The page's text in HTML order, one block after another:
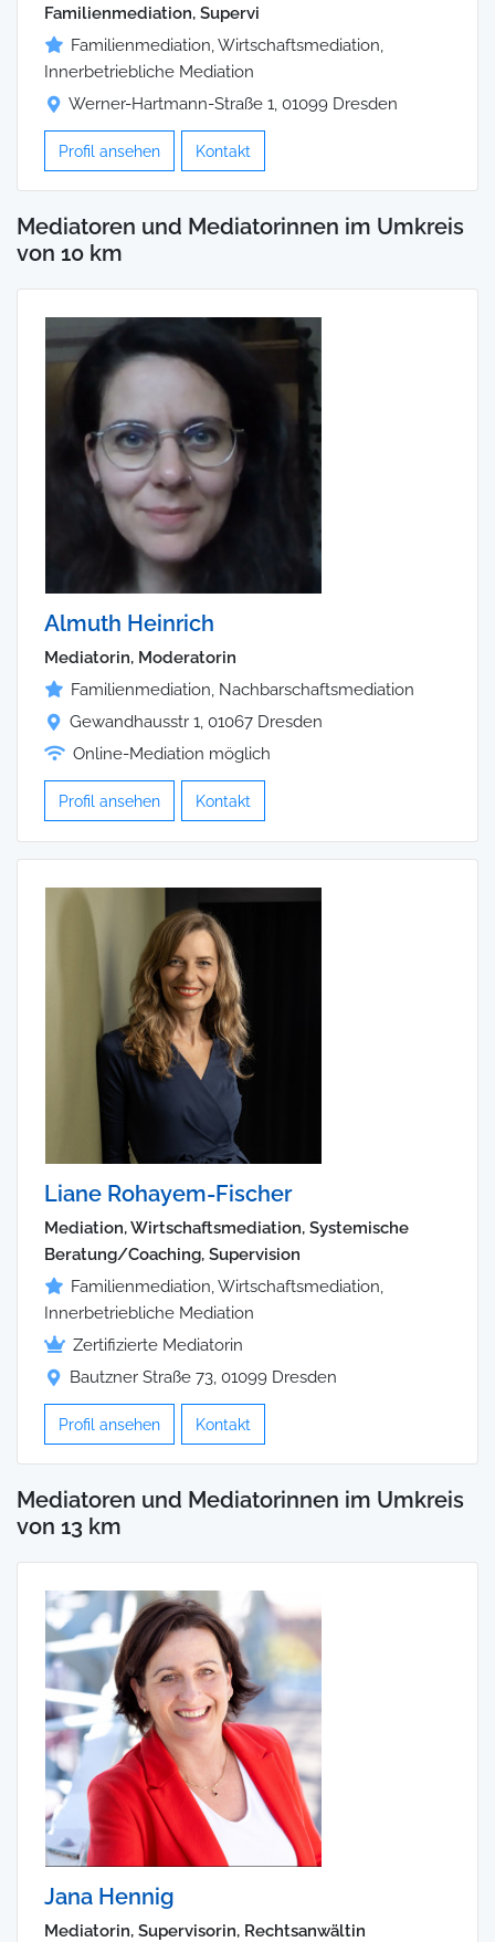
Familienmediation, Supervi
Familienmediation, Wirtschaftsmediation,
Innerbetriebliche Mediation
Werner-Hartmann-Straße 1, 01099 Dresden
Profil ansehen Kontakt
Mediatoren und Mediatorinnen im Umkreis
von 10 km
Almuth Heinrich
Mediatorin, Moderatorin
Familienmediation, Nachbarschaftsmediation
Gewandhausstr 1, 01067 Dresden
Online-Mediation möglich
Profil ansehen Kontakt
Liane Rohayem-Fischer
Mediation, Wirtschaftsmediation, Systemische
Beratung/Coaching, Supervision
Familienmediation, Wirtschaftsmediation,
Innerbetriebliche Mediation
Zertifizierte Mediatorin
Bautzner Straße 73, 01099 Dresden
Profil ansehen Kontakt
Mediatoren und Mediatorinnen im Umkreis
von 13 km
Jana Hennig
Mediatorin, Supervisorin, Rechtsanwältin